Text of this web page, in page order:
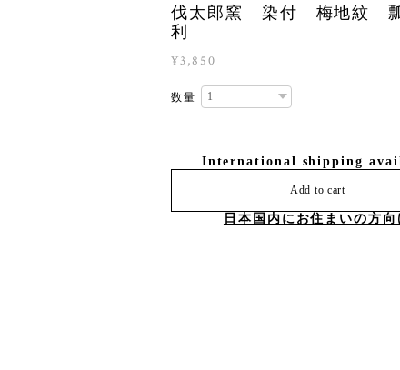
伐太郎窯 染付 梅地紋
利
¥3,850
数量
International shipping
Add to cart
日本国内にお住まいの方向